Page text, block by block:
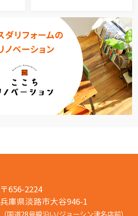
〒656-2224
兵庫県淡路市大谷946-1